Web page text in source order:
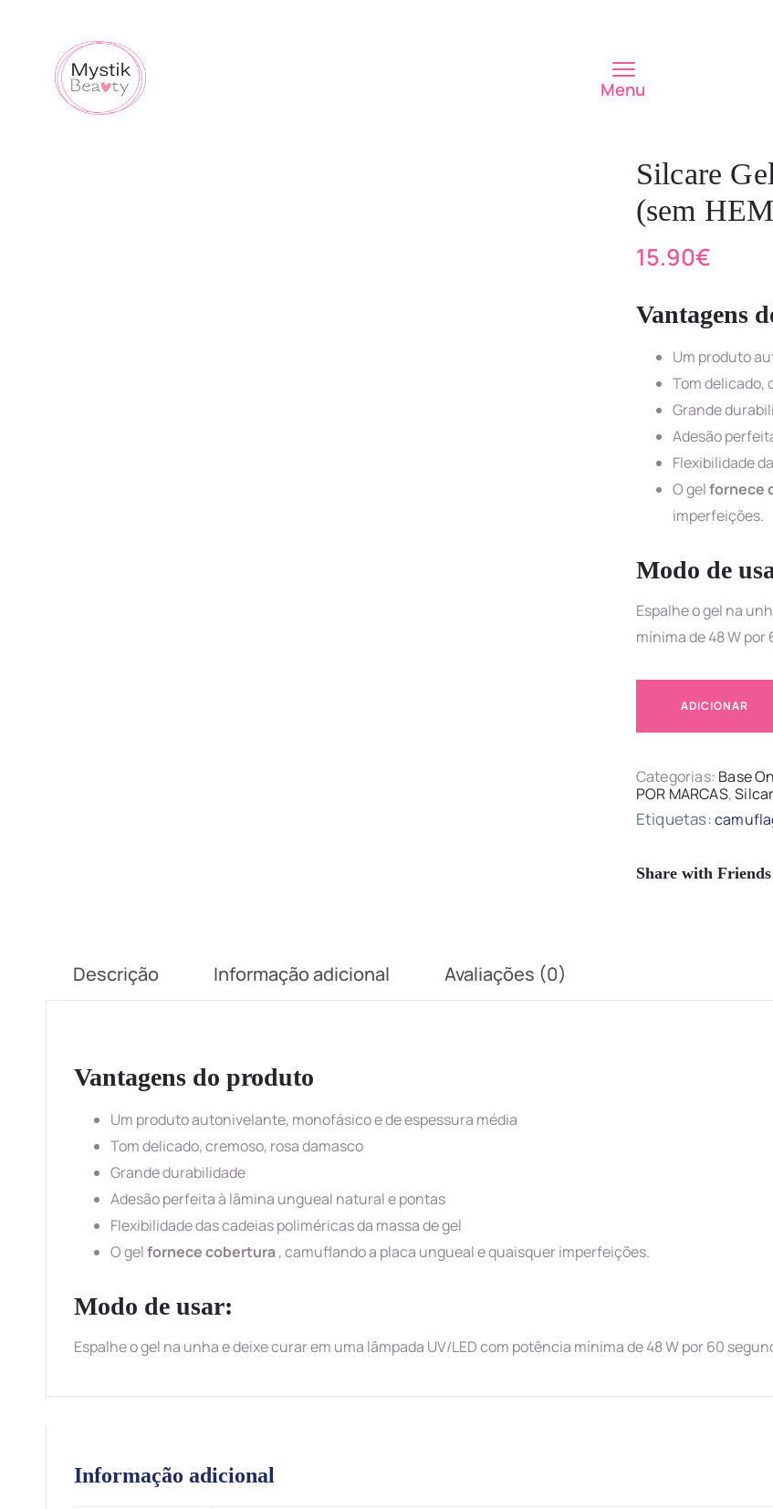
Menu
Silcare
(sem
15.90€
Vantagens
Um produto
Tom delicado,
Grande
Adesão
Flexibilidade
O gelfornece
imperfeições.
Modo de
Espalhe o gel na
mínima de 48 W por
ADICIONAR
Categorias: Base
POR MARCAS,
Etiquetas:
Share with Friends
Descrição Informação adicional Avaliações (0)
Vantagens do produto
Um produto autonivelante, monofásico e de espessura média
Tom delicado, cremoso, rosa damasco
Grande durabilidade
Adesão perfeita à lâmina ungueal natural e pontas
Flexibilidade das cadeias poliméricas da massa de gel
O gelfornece cobertura, camuflando a placa ungueal e quaisquer imperfeições.
Modo de usar:
Espalhe o gel na unha e deixe curar em uma lâmpada UV/LED com potência mínima de 48 W por 60
Informação adicional